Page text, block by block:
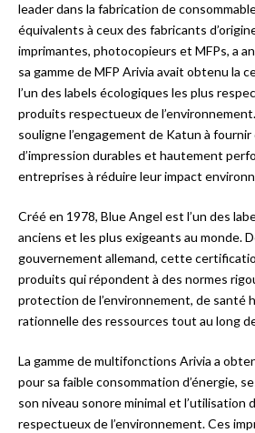
leader dans la fabrication de
équivalents à ceux des fabricants
imprimantes, photocopieurs et MFPs, a
sa gamme de MFP Arivia avait obtenu la
l’un des labels écologiques les plus
produits respectueux de
souligne l’engagement de Katun à
d’impression durables et hautement
entreprises à réduire leur impact
Créé en 1978, Blue Angel est l’un des
anciens et les plus exigeants au monde.
gouvernement allemand, cette
produits qui répondent à des normes
protection de l’environnement, de santé
rationnelle des ressources tout au long
La gamme de multifonctions Arivia a
pour sa faible consommation d’énergie,
son niveau sonore minimal et l’utilisation
respectueux de l’environnement. Ces